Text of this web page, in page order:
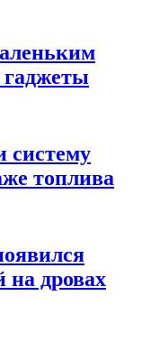
гаджеты
систему
топлива
на дровах